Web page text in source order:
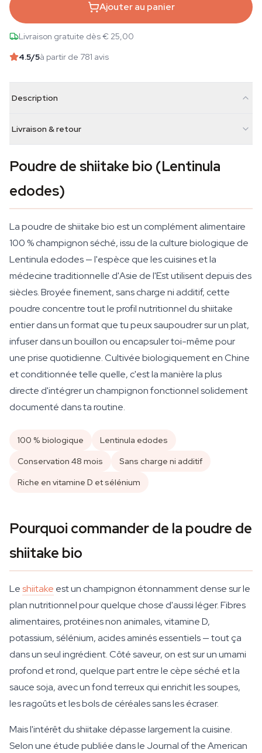
Ajouter au panier
Livraison gratuite dès € 25,00
4.5/5à partir de 781 avis
Description
Livraison & retour
Poudre de shiitake bio (Lentinula
edodes)
La poudre de shiitake bio est un complément alimentaire
100 % champignon séché, issu de la culture biologique de
Lentinula edodes — l'espèce que les cuisines et la
médecine traditionnelle d'Asie de l'Est utilisent depuis des
siècles. Broyée finement, sans charge ni additif, cette
poudre concentre tout le profil nutritionnel du shiitake
entier dans un format que tu peux saupoudrer sur un plat,
infuser dans un bouillon ou encapsuler toi-même pour
une prise quotidienne. Cultivée biologiquement en Chine
et conditionnée telle quelle, c'est la manière la plus
directe d'intégrer un champignon fonctionnel solidement
documenté dans ta routine.
100 % biologique
Lentinula edodes
Conservation 48 mois
Sans charge ni additif
Riche en vitamine D et sélénium
Pourquoi commander de la poudre de
shiitake bio
Leshiitake est un champignon étonnamment dense sur le
plan nutritionnel pour quelque chose d'aussi léger. Fibres
alimentaires, protéines non animales, vitamine D,
potassium, sélénium, acides aminés essentiels — tout ça
dans un seul ingrédient. Côté saveur, on est sur un umami
profond et rond, quelque part entre le cèpe séché et la
sauce soja, avec un fond terreux qui enrichit les soupes,
les ragoûts et les bols de céréales sans les écraser.
Mais l'intérêt du shiitake dépasse largement la cuisine.
Selon une étude publiée dans le Journal of the American